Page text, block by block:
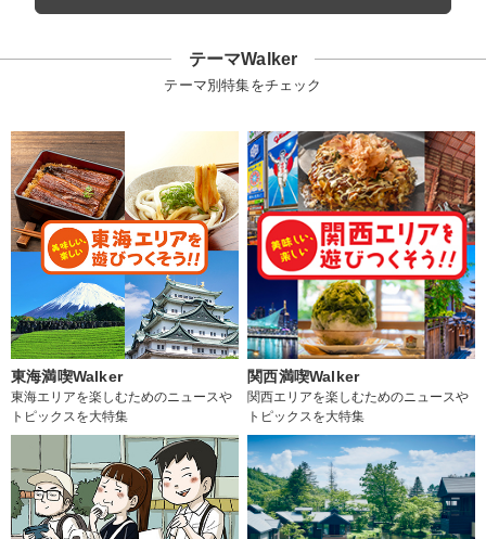
テーマWalker
テーマ別特集をチェック
東海満喫Walker
東海エリアを楽しむためのニュースや
トピックスを大特集
関西満喫Walker
関西エリアを楽しむためのニュースや
トピックスを大特集